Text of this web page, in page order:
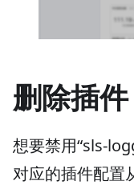
删除插件
想要禁用“sls-
对应的插件配置